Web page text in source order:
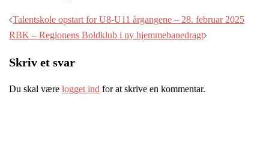
Talentskole opstart for U8-U11 årgangene – 28. februar 2025
RBK – Regionens Boldklub i ny hjemmebanedragt
Skriv et svar
Du skal være logget ind for at skrive en kommentar.